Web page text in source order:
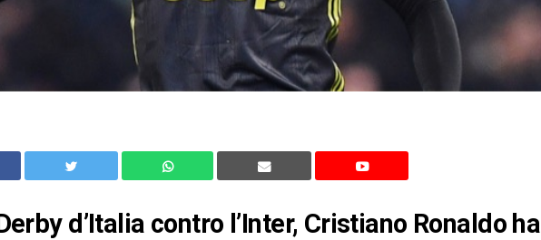
d’Italia contro l’Inter, Cristiano Ronaldo ha